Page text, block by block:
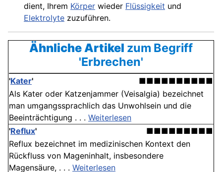
dient, Ihrem Körper wieder Flüssigkeit und
Elektrolyte zuzuführen.
Ähnliche Artikel zum Begriff
'Erbrechen'
'Kater'
■■■■■■■■■■
Als Kater oder Katzenjammer (Veisalgia) bezeichnet
man umgangssprachlich das Unwohlsein und die
Beeinträchtigung . . . Weiterlesen
'Reflux'
■■■■■■■■■
Reflux bezeichnet im medizinischen Kontext den
Rückfluss von Mageninhalt, insbesondere
Magensäure, . . . Weiterlesen